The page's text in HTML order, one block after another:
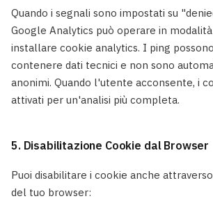
Quando i segnali sono impostati su
Google Analytics può operare in
installare cookie analytics. I ping
contenere dati tecnici e non sono
anonimi. Quando l'utente acconsente, i
attivati per un'analisi più completa.
5. Disabilitazione Cookie dal Browser
Puoi disabilitare i cookie anche
del tuo browser: